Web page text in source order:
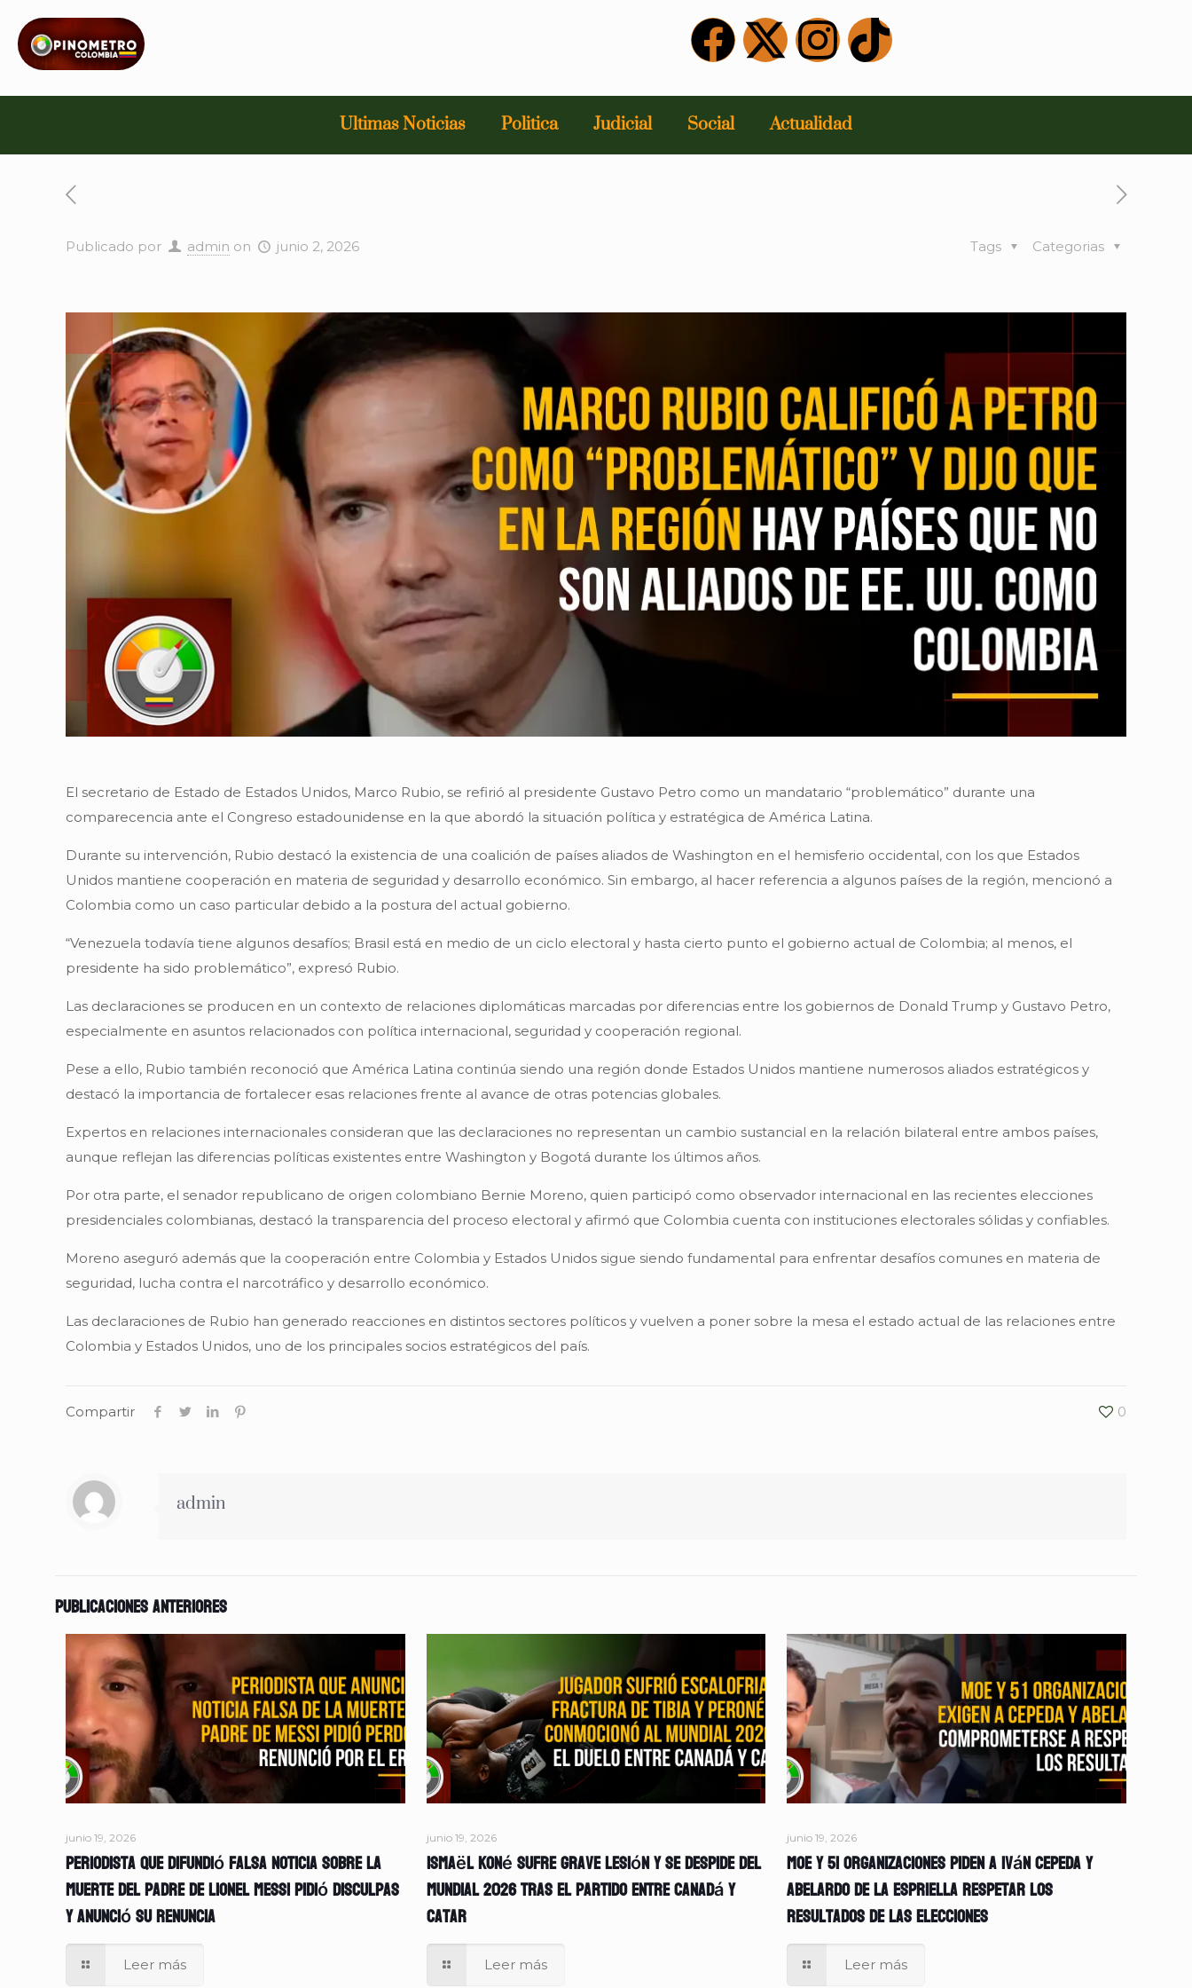
Ultimas Noticias Politica Judicial Social Actualidad
Publicado por admin on junio 2, 2026 Categorias
Tags
El secretario de Estado de Estados Unidos, Marco Rubio, se refirió al presidente Gustavo Petro como un mandatario “problemático” durante una
comparecencia ante el Congreso estadounidense en la que abordó la situación política y estratégica de América Latina.
Durante su intervención, Rubio destacó la existencia de una coalición de países aliados de Washington en el hemisferio occidental, con los que Estados
Unidos mantiene cooperación en materia de seguridad y desarrollo económico. Sin embargo, al hacer referencia a algunos países de la región, mencionó a
Colombia como un caso particular debido a la postura del actual gobierno.
“Venezuela todavía tiene algunos desafíos; Brasil está en medio de un ciclo electoral y hasta cierto punto el gobierno actual de Colombia; al menos, el
presidente ha sido problemático”, expresó Rubio.
Las declaraciones se producen en un contexto de relaciones diplomáticas marcadas por diferencias entre los gobiernos de Donald Trump y Gustavo Petro,
especialmente en asuntos relacionados con política internacional, seguridad y cooperación regional.
Pese a ello, Rubio también reconoció que América Latina continúa siendo una región donde Estados Unidos mantiene numerosos aliados estratégicos y
destacó la importancia de fortalecer esas relaciones frente al avance de otras potencias globales.
Expertos en relaciones internacionales consideran que las declaraciones no representan un cambio sustancial en la relación bilateral entre ambos países,
aunque reflejan las diferencias políticas existentes entre Washington y Bogotá durante los últimos años.
Por otra parte, el senador republicano de origen colombiano Bernie Moreno, quien participó como observador internacional en las recientes elecciones
presidenciales colombianas, destacó la transparencia del proceso electoral y afirmó que Colombia cuenta con instituciones electorales sólidas y confiables.
Moreno aseguró además que la cooperación entre Colombia y Estados Unidos sigue siendo fundamental para enfrentar desafíos comunes en materia de
seguridad, lucha contra el narcotráfico y desarrollo económico.
Las declaraciones de Rubio han generado reacciones en distintos sectores políticos y vuelven a poner sobre la mesa el estado actual de las relaciones entre
Colombia y Estados Unidos, uno de los principales socios estratégicos del país.
Compartir 0
admin
Publicaciones anteriores
junio 19, 2026
Periodista que difundió falsa noticia sobre la
muerte del padre de Lionel Messi pidió disculpas
y anunció su renuncia
Leer más
junio 19, 2026
Ismaël Koné sufre grave lesión y se despide del
Mundial 2026 tras el partido entre Canadá y
Catar
Leer más
junio 19, 2026
MOE y 51 organizaciones piden a Iván Cepeda y
Abelardo de la Espriella respetar los
resultados de las elecciones
Leer más